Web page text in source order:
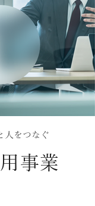
人をつなぐ
事業